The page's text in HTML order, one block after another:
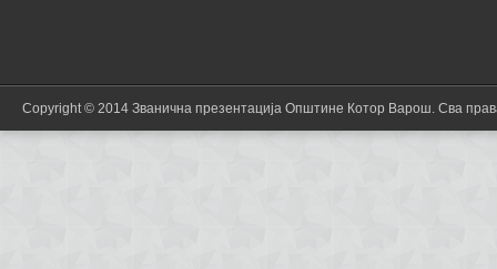
Copyright © 2014 Званична презентација Општине Котор Варош. Сва